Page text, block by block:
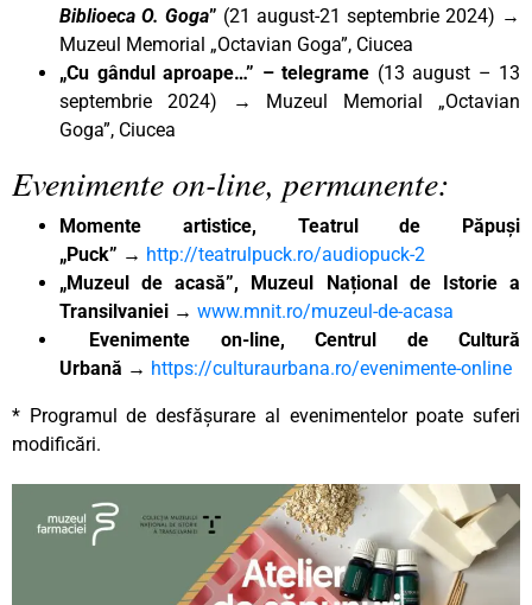
Biblioeca O. Goga” (21 august-21 septembrie 2024) →
Muzeul Memorial „Octavian Goga”, Ciucea
„Cu gândul aproape…” – telegrame (13 august – 13
septembrie 2024) → Muzeul Memorial „Octavian
Goga”, Ciucea
Evenimente on-line, permanente:
Momente artistice, Teatrul de Păpuși
„Puck” → http://teatrulpuck.ro/audiopuck-2
„Muzeul de acasă”, Muzeul Național de Istorie a
Transilvaniei → www.mnit.ro/muzeul-de-acasa
Evenimente on-line, Centrul de Cultură
Urbană → https://culturaurbana.ro/evenimente-online
* Programul de desfășurare al evenimentelor poate suferi
modificări.